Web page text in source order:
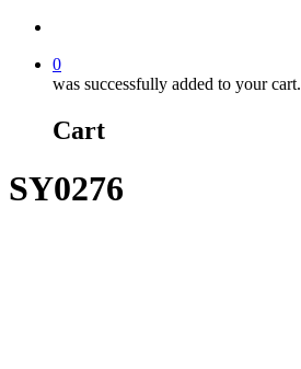
0
was successfully added to your cart.
Cart
SY0276